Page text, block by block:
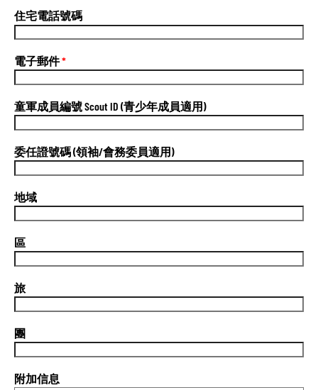
住宅電話號碼
電子郵件*
童軍成員編號 Scout ID (青少年成員適用)
委任證號碼 (領袖/會務委員適用)
地域
區
旅
團
附加信息